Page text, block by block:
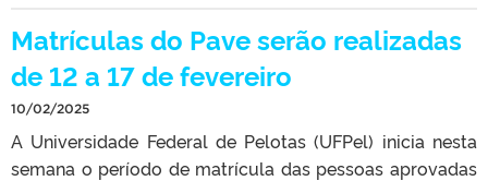
Matrículas do Pave serão realizadas
de 12 a 17 de fevereiro
10/02/2025
A Universidade Federal de Pelotas (UFPel) inicia nesta
semana o período de matrícula das pessoas aprovadas